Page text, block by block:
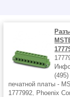
печатной платы -
1777992, Phoenix